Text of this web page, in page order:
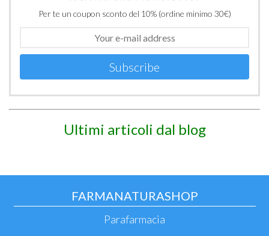
Per te un coupon sconto del 10% (ordine minimo 30€)
Subscribe
Ultimi articoli dal blog
FARMANATURASHOP
Parafarmacia